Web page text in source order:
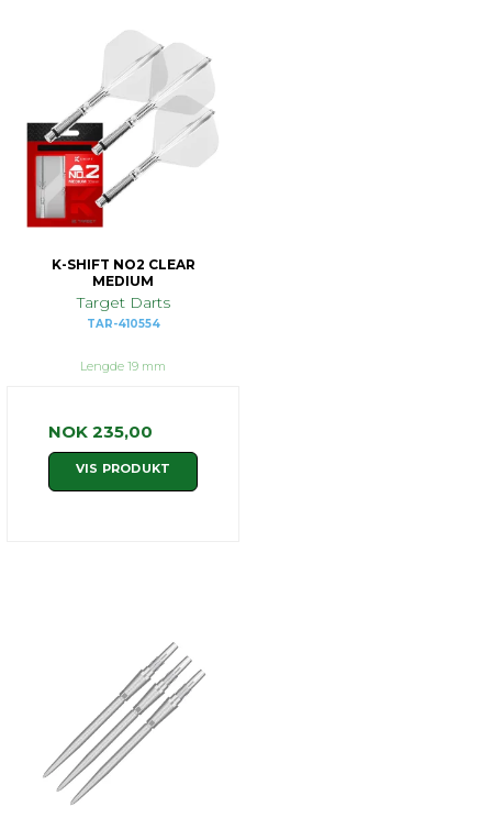
K-SHIFT NO2 CLEAR
MEDIUM
Target Darts
TAR-410554
Lengde 19 mm
NOK 235,00
VIS PRODUKT